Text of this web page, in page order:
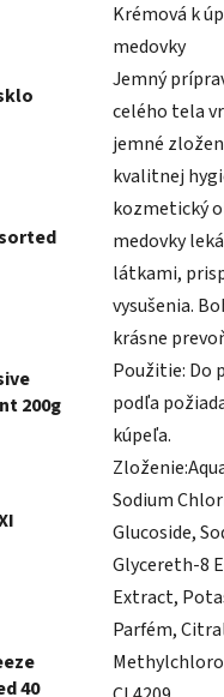
200g
40
Krémová k
medovky
Jemný
celého tela
jemné
kvalitnej
kozmetický
medovky
látkami,
vysušenia.
krásne
Použitie: Do
podľa
kúpeľa.
Sodium
Glucoside,
Glycereth-8
Extract,
Parfém,